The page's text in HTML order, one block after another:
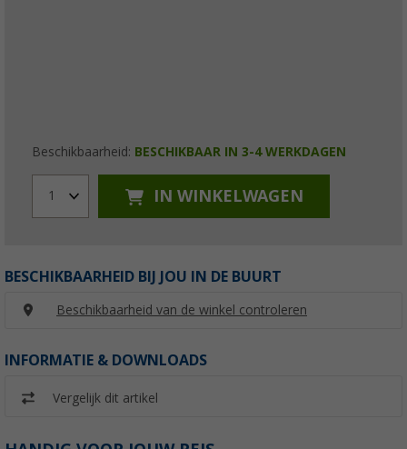
Beschikbaarheid: BESCHIKBAAR IN 3-4 WERKDAGEN
1 IN WINKELWAGEN
BESCHIKBAARHEID BIJ JOU IN DE BUURT
Beschikbaarheid van de winkel controleren
INFORMATIE & DOWNLOADS
Vergelijk dit artikel